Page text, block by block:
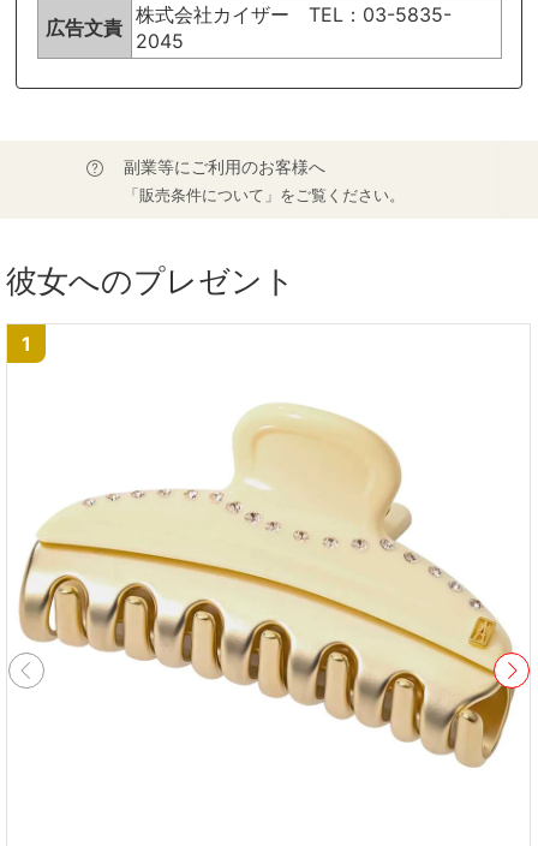
広告文責
株式会社カイザー TEL：03-5835-
2045
副業等にご利用のお客様へ
「販売条件について」をご覧ください。
彼女へのプレゼント
1